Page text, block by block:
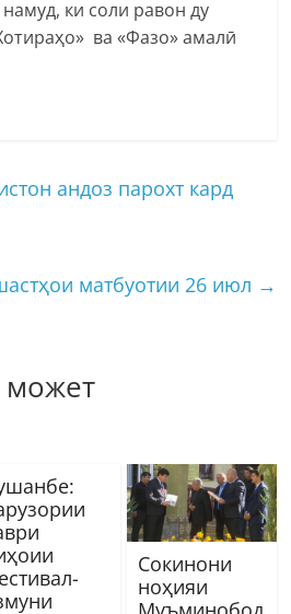
ки соли равон ду
ва «Фазо» амалӣ
андоз парохт кард
матбуотии 26 июл →
может
Сокинони
ноҳияи